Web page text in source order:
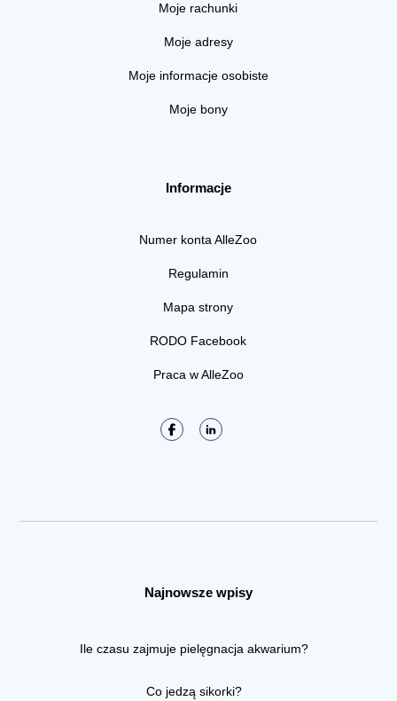
Moje rachunki
Moje adresy
Moje informacje osobiste
Moje bony
Informacje
Numer konta AlleZoo
Regulamin
Mapa strony
RODO Facebook
Praca w AlleZoo
Najnowsze wpisy
Ile czasu zajmuje pielęgnacja akwarium?
Co jedzą sikorki?